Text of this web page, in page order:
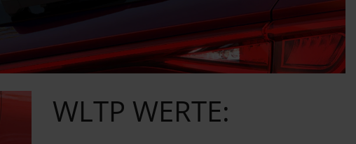
WLTP WERTE: